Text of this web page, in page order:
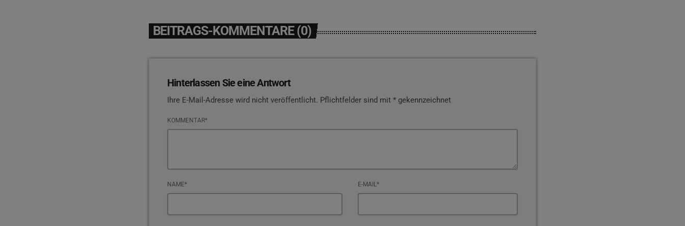
BEITRAGS-KOMMENTARE (0)
Hinterlassen Sie eine Antwort
Ihre E-Mail-Adresse wird nicht veröffentlicht. Pflichtfelder sind mit * gekennzeichnet
KOMMENTAR*
NAME* E-MAIL*